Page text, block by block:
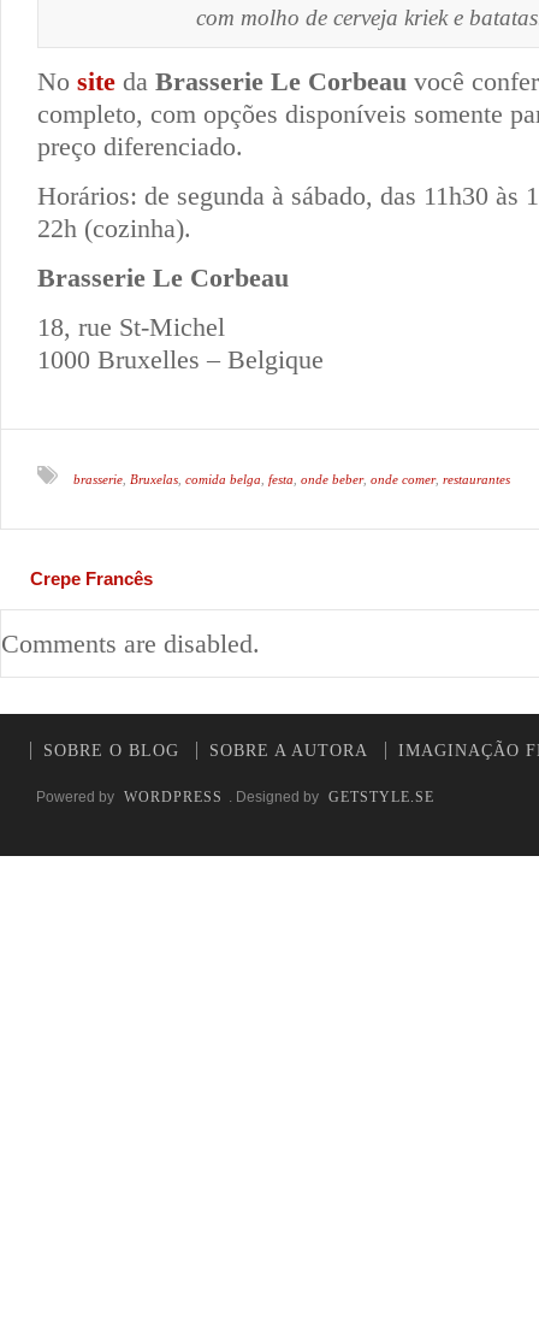
com molho de cerveja kriek e
No site da Brasserie Le Corbeau você
completo, com opções disponíveis somente
preço diferenciado.
Horários: de segunda à sábado, das 11h30 às
22h (cozinha).
Brasserie Le Corbeau
18, rue St-Michel
1000 Bruxelles – Belgique
brasserie Bruxelas comida belga festa onde beber, onde comer, restaurantes
Crepe Francês
Comments are disabled.
SOBRE O BLOG SOBRE A AUTORA IMAGINAÇÃO
Powered by WORDPRESS . Designed by GETSTYLE.SE